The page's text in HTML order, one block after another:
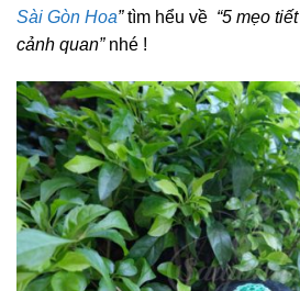
Sài Gòn Hoa”tìm hểu về “5 mẹo
cảnh quan”nhé !